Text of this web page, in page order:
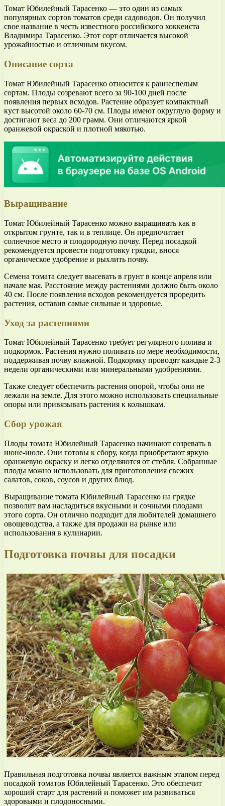
Томат Юбилейный Тарасенко — это один из самых
популярных сортов томатов среди садоводов. Он получил
свое название в честь известного российского хоккеиста
Владимира Тарасенко. Этот сорт отличается высокой
урожайностью и отличным вкусом.
Описание сорта
Томат Юбилейный Тарасенко относится к раннеспелым
сортам. Плоды созревают всего за 90-100 дней после
появления первых всходов. Растение образует компактный
куст высотой около 60-70 см. Плоды имеют округлую форму и
достигают веса до 200 грамм. Они отличаются яркой
оранжевой окраской и плотной мякотью.
Выращивание
Томат Юбилейный Тарасенко можно выращивать как в
открытом грунте, так и в теплице. Он предпочитает
солнечное место и плодородную почву. Перед посадкой
рекомендуется провести подготовку грядки, внося
органическое удобрение и рыхлить почву.
Семена томата следует высевать в грунт в конце апреля или
начале мая. Расстояние между растениями должно быть около
40 см. После появления всходов рекомендуется проредить
растения, оставив самые сильные и здоровые.
Уход за растениями
Томат Юбилейный Тарасенко требует регулярного полива и
подкормок. Растения нужно поливать по мере необходимости,
поддерживая почву влажной. Подкормку проводят каждые 2-3
недели органическими или минеральными удобрениями.
Также следует обеспечить растения опорой, чтобы они не
лежали на земле. Для этого можно использовать специальные
опоры или привязывать растения к колышкам.
Сбор урожая
Плоды томата Юбилейный Тарасенко начинают созревать в
июне-июле. Они готовы к сбору, когда приобретают яркую
оранжевую окраску и легко отделяются от стебля. Собранные
плоды можно использовать для приготовления свежих
салатов, соков, соусов и других блюд.
Выращивание томата Юбилейный Тарасенко на грядке
позволит вам насладиться вкусными и сочными плодами
этого сорта. Он отлично подходит для любителей домашнего
овощеводства, а также для продажи на рынке или
использования в кулинарии.
Подготовка почвы для посадки
Правильная подготовка почвы является важным этапом перед
посадкой томатов Юбилейный Тарасенко. Это обеспечит
хороший старт для растений и поможет им развиваться
здоровыми и плодоносными.